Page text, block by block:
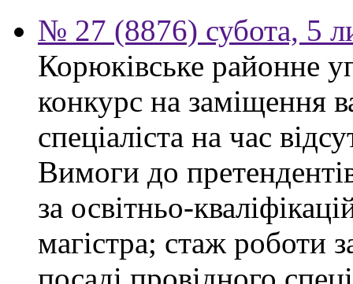
№ 27 (8876) субота, 5
Корюківське районне
конкурс на заміщення
спеціаліста на час
Вимоги до
за освітньо-
магістра; стаж роботи